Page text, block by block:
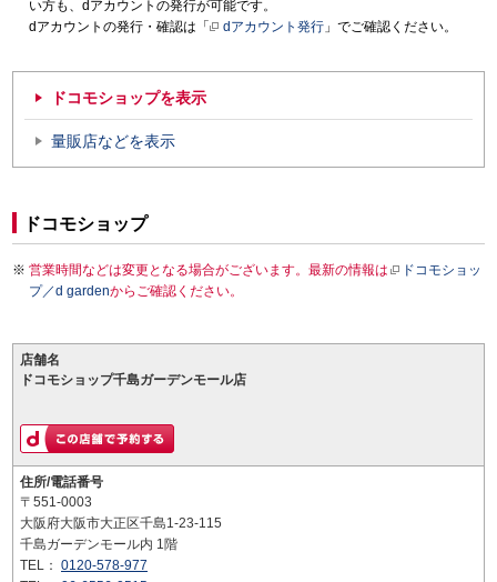
い方も、dアカウントの発行が可能です。
dアカウントの発行・確認は「
dアカウント発行 」でご確認ください。
ドコモショップを表示
量販店などを表示
ドコモショップ
営業時間などは変更となる場合がございます。最新の情報は
ドコモショッ
プ／d gardenからご確認ください。
店舗名
ドコモショップ千島ガーデンモール店
住所/電話番号
〒551-0003
大阪府大阪市大正区千島1-23-115
千島ガーデンモール内 1階
TEL： 0120-578-977